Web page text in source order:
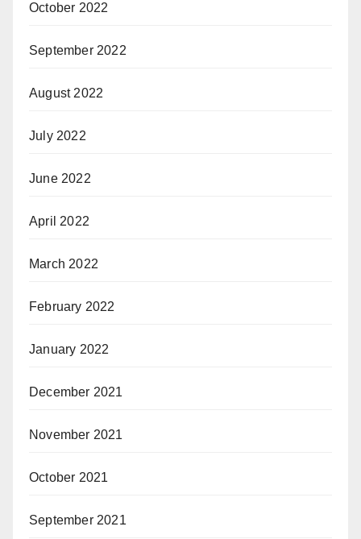
October 2022
September 2022
August 2022
July 2022
June 2022
April 2022
March 2022
February 2022
January 2022
December 2021
November 2021
October 2021
September 2021